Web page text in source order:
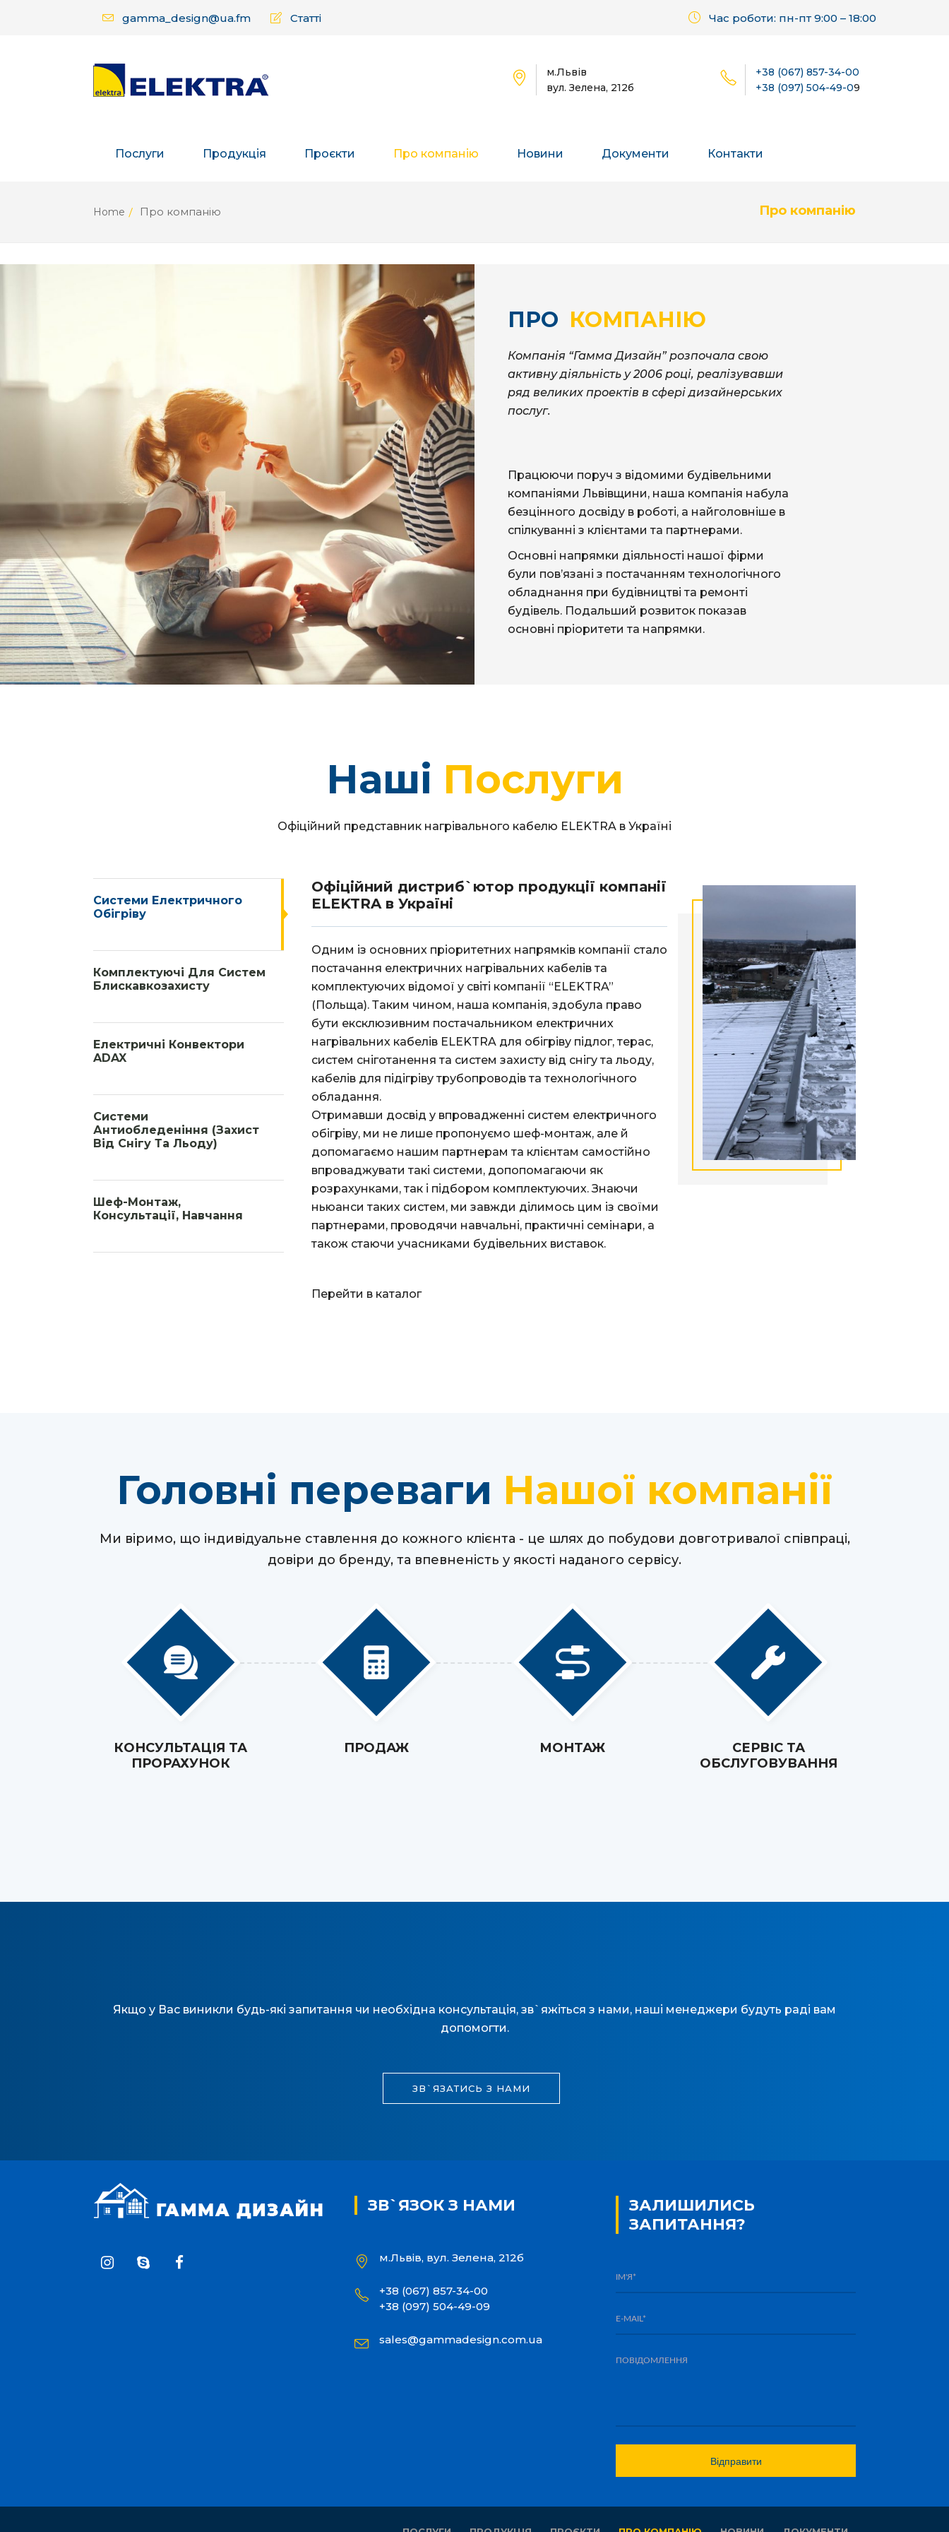
gamma_design@ua.fm Статті Час роботи: пн-пт 9:00 – 18:00
м.Львів
вул. Зелена, 212б
+38 (067) 857-34-00
+38 (097) 504-49-09
Послуги Продукція Проєкти Про компанію Новини Документи Контакти
Про компанію
Home Про компанію
ПРО КОМПАНІЮ
Компанія “Гамма Дизайн” розпочала свою
активну діяльність у 2006 році, реалізувавши
ряд великих проектів в сфері дизайнерських
послуг.
Працюючи поруч з відомими будівельними
компаніями Львівщини, наша компанія набула
безцінного досвіду в роботі, а найголовніше в
спілкуванні з клієнтами та партнерами.
Основні напрямки діяльності нашої фірми
були пов’язані з постачанням технологічного
обладнання при будівництві та ремонті
будівель. Подальший розвиток показав
основні пріоритети та напрямки.
Наші Послуги
Офіційний представник нагрівального кабелю ELEKTRA в Україні
Системи Електричного
Обігріву
Комплектуючі Для Систем
Блискавкозахисту
Електричні Конвектори
ADAX
Системи
Антиобледеніння (захист
Від Снігу Та Льоду)
Шеф-Монтаж,
Консультації, Навчання
Офіційний дистриб`ютор продукції компанії
ELEKTRA в Україні
Одним із основних пріоритетних напрямків компанії стало
постачання електричних нагрівальних кабелів та
комплектуючих відомої у світі компанії “ELEKTRA”
(Польща). Таким чином, наша компанія, здобула право
бути ексклюзивним постачальником електричних
нагрівальних кабелів ELEKTRA для обігріву підлог, терас,
систем сніготанення та систем захисту від снігу та льоду,
кабелів для підігріву трубопроводів та технологічного
обладання.
Отримавши досвід у впровадженні систем електричного
обігріву, ми не лише пропонуємо шеф-монтаж, але й
допомагаємо нашим партнерам та клієнтам самостійно
впроваджувати такі системи, допопомагаючи як
розрахунками, так і підбором комплектуючих. Знаючи
ньюанси таких систем, ми завжди ділимось цим із своїми
партнерами, проводячи навчальні, практичні семінари, а
також стаючи учасниками будівельних виставок.
Перейти в каталог
Головні переваги Нашої компанії
Ми віримо, що індивідуальне ставлення до кожного клієнта - це шлях до побудови довготривалої співпраці,
довіри до бренду, та впевненість у якості наданого сервісу.
КОНСУЛЬТАЦІЯ ТА
ПРОРАХУНОК
ПРОДАЖ МОНТАЖ
СЕРВІС ТА
ОБСЛУГОВУВАННЯ
Якщо у Вас виникли будь-які запитання чи необхідна консультація, зв`яжіться з нами, наші менеджери будуть раді вам
допомогти.
ЗВ`ЯЗАТИСЬ З НАМИ
ЗВ`ЯЗОК З НАМИ
м.Львів, вул. Зелена, 212б
+38 (067) 857-34-00
+38 (097) 504-49-09
sales@gammadesign.com.ua
ЗАЛИШИЛИСЬ
ЗАПИТАННЯ?